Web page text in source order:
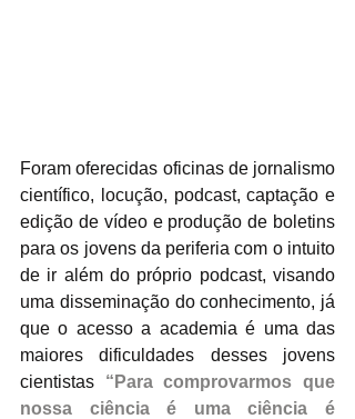
Foram oferecidas oficinas de jornalismo
científico, locução, podcast, captação e
edição de vídeo e produção de boletins
para os jovens da periferia com o intuito
de ir além do próprio podcast, visando
uma disseminação do conhecimento, já
que o acesso a academia é uma das
maiores dificuldades desses jovens
cientistas “Para comprovarmos que
nossa ciência é uma ciência é